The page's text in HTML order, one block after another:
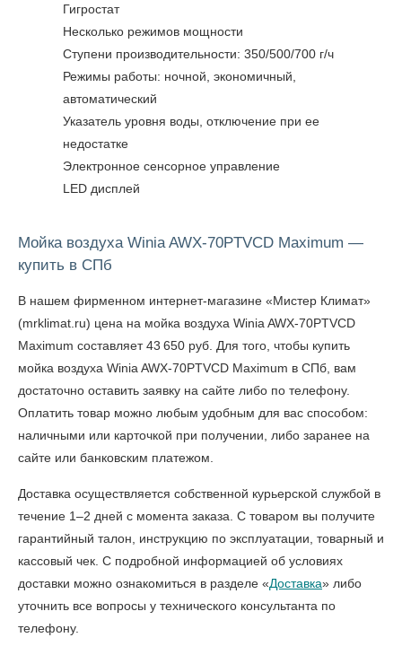
Гигростат
Несколько режимов мощности
Ступени производительности: 350/500/700 г/ч
Режимы работы: ночной, экономичный,
автоматический
Указатель уровня воды, отключение при ее
недостатке
Электронное сенсорное управление
LED дисплей
Мойка воздуха Winia AWX-70PTVCD Maximum —
купить в СПб
В нашем фирменном интернет-магазине «Мистер Климат»
(mrklimat.ru) цена на мойка воздуха Winia AWX-70PTVCD
Maximum составляет 43 650 руб. Для того, чтобы купить
мойка воздуха Winia AWX-70PTVCD Maximum в СПб , вам
достаточно оставить заявку на сайте либо по телефону.
Оплатить товар можно любым удобным для вас способом:
наличными или карточкой при получении, либо заранее на
сайте или банковским платежом.
Доставка осуществляется собственной курьерской службой в
течение 1–2 дней с момента заказа. С товаром вы получите
гарантийный талон, инструкцию по эксплуатации, товарный и
кассовый чек. С подробной информацией об условиях
доставки можно ознакомиться в разделе «Доставка» либо
уточнить все вопросы у технического консультанта по
телефону.